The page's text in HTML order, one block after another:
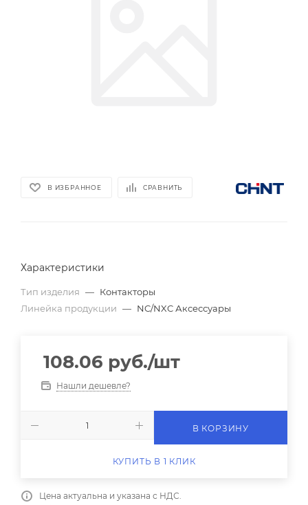
В ИЗБРАННОЕ СРАВНИТЬ
Характеристики
Тип изделия — Контакторы
Линейка продукции — NC/NXC Аксессуары
108.06 руб./шт
Нашли дешевле?
В КОРЗИНУ
КУПИТЬ В 1 КЛИК
Цена актуальна и указана с НДС.